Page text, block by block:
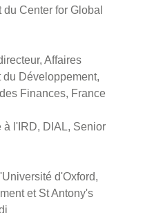
du Center for Global
Affaires
Développement,
Finances, France
à l'IRD, DIAL, Senior
d'Oxford,
et St Antony's